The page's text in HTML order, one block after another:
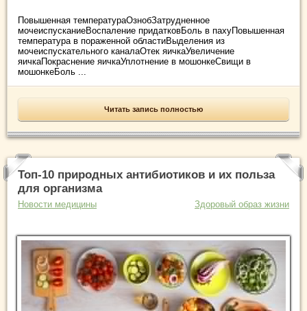
Повышенная температураОзнобЗатрудненное
мочеиспусканиеВоспаление придатковБоль в пахуПовышенная
температура в пораженной областиВыделения из
мочеиспускательного каналаОтек яичкаУвеличение
яичкаПокраснение яичкаУплотнение в мошонкеСвищи в
мошонкеБоль ...
Читать запись полностью
Топ-10 природных антибиотиков и их польза
для организма
Новости медицины Здоровый образ жизни